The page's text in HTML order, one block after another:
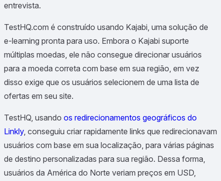
entrevista.
TestHQ.com é construído usando Kajabi, uma solução de
e-learning pronta para uso. Embora o Kajabi suporte
múltiplas moedas, ele não consegue direcionar usuários
para a moeda correta com base em sua região, em vez
disso exige que os usuários selecionem de uma lista de
ofertas em seu site.
TestHQ, usando os redirecionamentos geográficos do
Linkly, conseguiu criar rapidamente links que redirecionavam
usuários com base em sua localização, para várias páginas
de destino personalizadas para sua região. Dessa forma,
usuários da América do Norte veriam preços em USD,